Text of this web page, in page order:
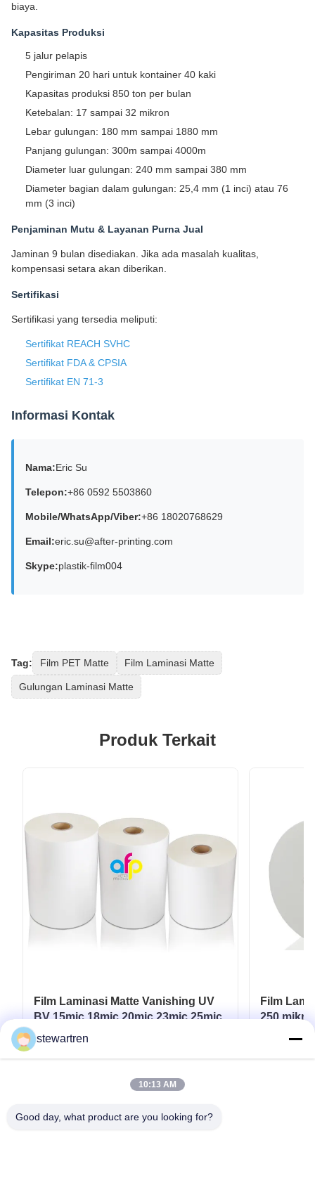
biaya.
Kapasitas Produksi
5 jalur pelapis
Pengiriman 20 hari untuk kontainer 40 kaki
Kapasitas produksi 850 ton per bulan
Ketebalan: 17 sampai 32 mikron
Lebar gulungan: 180 mm sampai 1880 mm
Panjang gulungan: 300m sampai 4000m
Diameter luar gulungan: 240 mm sampai 380 mm
Diameter bagian dalam gulungan: 25,4 mm (1 inci) atau 76
mm (3 inci)
Penjaminan Mutu & Layanan Purna Jual
Jaminan 9 bulan disediakan. Jika ada masalah kualitas,
kompensasi setara akan diberikan.
Sertifikasi
Sertifikasi yang tersedia meliputi:
Sertifikat REACH SVHC
Sertifikat FDA & CPSIA
Sertifikat EN 71-3
Informasi Kontak
Nama:Eric Su
Telepon:+86 0592 5503860
Mobile/WhatsApp/Viber:+86 18020768629
Email:eric.su@after-printing.com
Skype:plastik-film004
Tag: Film PET Matte Film Laminasi Matte
Gulungan Laminasi Matte
Produk Terkait
Film Laminasi Matte Vanishing UV
BV 15mic 18mic 20mic 23mic 25mic
Film
250
Spot /
stewartren
10:13 AM
Good day, what product are you looking for?